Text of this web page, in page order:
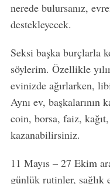
nerede bulursanız,
destekleyecek.
Seksi başka burçlarla
söylerim. Özellikle
evinizde ağırlarken,
Aynı ev, başkalarının
coin, borsa, faiz,
kazanabilirsiniz.
11 Mayıs – 27 Ekim
günlük rutinler, sağlık